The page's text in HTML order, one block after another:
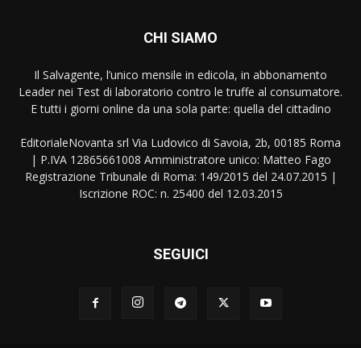
CHI SIAMO
Il Salvagente, l’unico mensile in edicola, in abbonamento
Leader nei Test di laboratorio contro le truffe al consumatore.
E tutti i giorni online da una sola parte: quella del cittadino
EditorialeNovanta srl Via Ludovico di Savoia, 2b, 00185 Roma
| P.IVA 12865661008 Amministratore unico: Matteo Fago
Registrazione Tribunale di Roma: 149/2015 del 24.07.2015 |
Iscrizione ROC: n. 25400 del 12.03.2015
SEGUICI